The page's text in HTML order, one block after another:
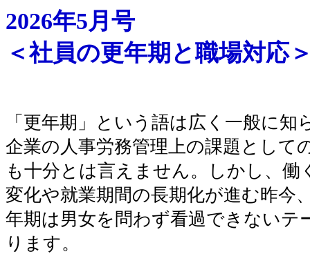
2026年5月号
＜社員の更年期と職場対応
「更年期」という語は広く一般に知
企業の人事労務管理上の課題として
も十分とは言えません。しかし、働
変化や就業期間の長期化が進む昨今
年期は男女を問わず看過できないテ
ります。